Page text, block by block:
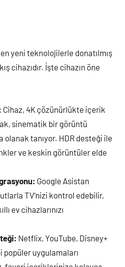
yeni teknolojilerle donatılmış
cihazıdır. İşte cihazın öne
Cihaz, 4K çözünürlükte içerik
sinematik bir görüntü
olanak tanıyor. HDR desteği ile
ve keskin görüntüler elde
Google Asistan
TV’nizi kontrol edebilir,
ev cihazlarınızı
Netflix, YouTube, Disney+
popüler uygulamaları